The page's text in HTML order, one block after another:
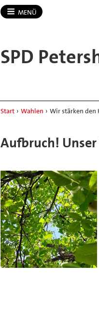
MENÜ
SPD
Start › Wahlen › Wir stärken den
Aufbruch!